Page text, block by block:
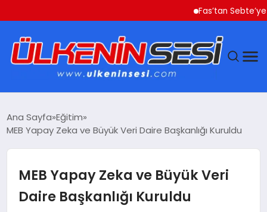
Fas’tan Sebte’ye
EKONOMI
GÜNDEM
MAGAZIN
Ana Sayfa Eğitim
MEB Yapay Zeka ve Büyük Veri Daire Başkanlığı Kuruldu
MEB Yapay Zeka ve Büyük Veri
Daire Başkanlığı Kuruldu